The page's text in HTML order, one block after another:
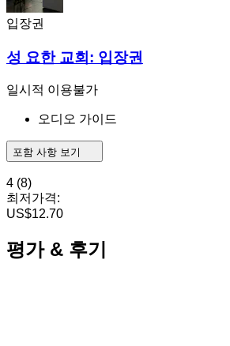
입장권
성 요한 교회: 입장권
일시적 이용불가
오디오 가이드
포함 사항 보기
4 (8)
최저가격:
US$12.70
평가 & 후기